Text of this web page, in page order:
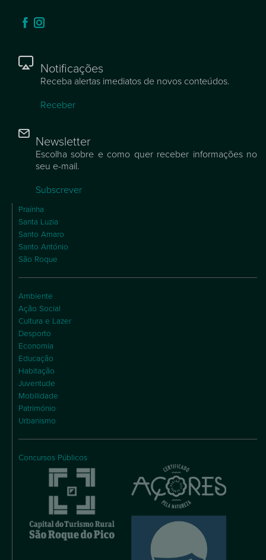
Notificações
Receba alertas imediatos de novos conteúdos.
Receber
Newsletter
Escolha sobre e como quer receber informações no
seu e-mail.
Subscrever
Praínha
Santa Luzia
Santo Amaro
Santo António
São Roque
Ambiente
Ação Social
Cultura e Lazer
Desporto
Economia
Educação
Habitação
Juventude
Mobilidade
Património
Urbanismo
Concursos Públicos